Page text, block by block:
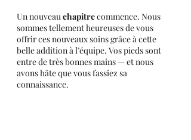
Un nouveau chapitre commence. Nous
sommes tellement heureuses de vous
offrir ces nouveaux soins grâce à cette
belle addition à l’équipe. Vos pieds sont
entre de très bonnes mains — et nous
avons hâte que vous fassiez sa
connaissance.